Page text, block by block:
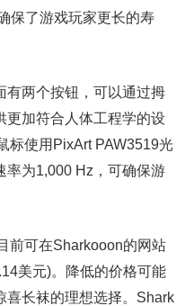
保了游戏玩家更长的寿
有两个按钮，可以通过拇
更加符合人体工程学的设
标使用PixArt PAW3519光
率为1,000 Hz，可确保游
前可在Sharkooon的网站
美元)。降低的价格可能
喜长袜的理想选择。Shark